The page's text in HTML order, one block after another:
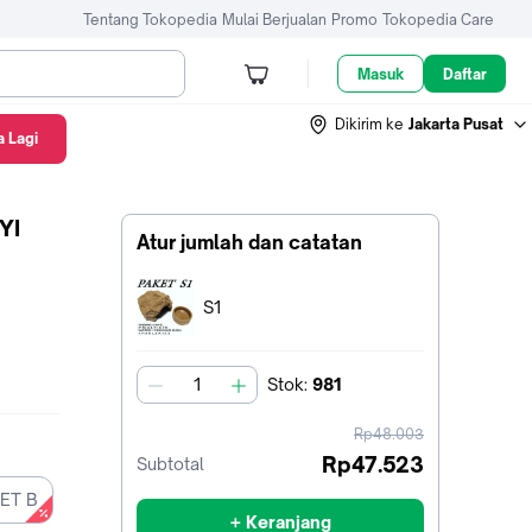
Tentang Tokopedia Mulai Berjualan Promo Tokopedia Care
Masuk Daftar
Dikirim ke Jakarta Pusat
Atur jumlah dan catatan
Terpilih:
S1
jumlah Stok: 981
harga
sebelum
Rp48.003
Subtotal Rp47.523
+ Keranjang
B
Lagi